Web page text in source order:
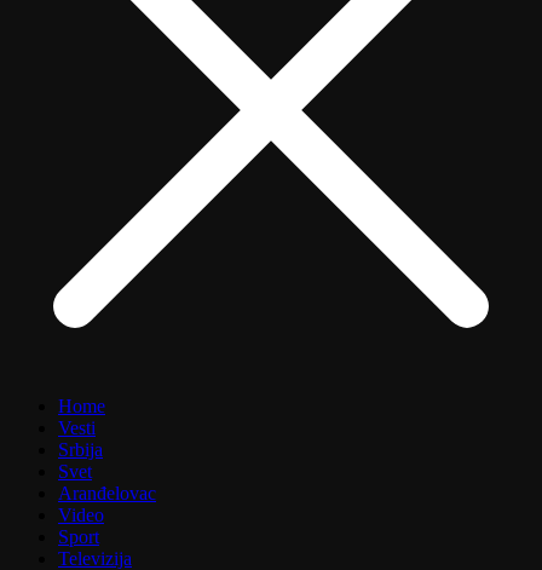
Home
Vesti
Srbija
Svet
Aranđelovac
Video
Sport
Televizija